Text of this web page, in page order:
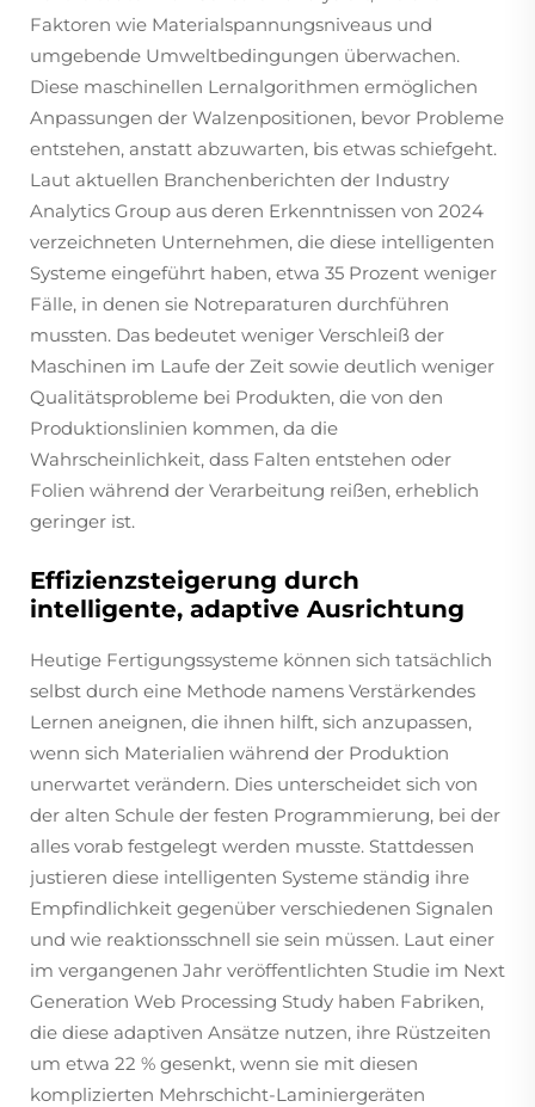
Faktoren wie Materialspannungsniveaus und
umgebende Umweltbedingungen überwachen.
Diese maschinellen Lernalgorithmen ermöglichen
Anpassungen der Walzenpositionen, bevor Probleme
entstehen, anstatt abzuwarten, bis etwas schiefgeht.
Laut aktuellen Branchenberichten der Industry
Analytics Group aus deren Erkenntnissen von 2024
verzeichneten Unternehmen, die diese intelligenten
Systeme eingeführt haben, etwa 35 Prozent weniger
Fälle, in denen sie Notreparaturen durchführen
mussten. Das bedeutet weniger Verschleiß der
Maschinen im Laufe der Zeit sowie deutlich weniger
Qualitätsprobleme bei Produkten, die von den
Produktionslinien kommen, da die
Wahrscheinlichkeit, dass Falten entstehen oder
Folien während der Verarbeitung reißen, erheblich
geringer ist.
Effizienzsteigerung durch
intelligente, adaptive Ausrichtung
Heutige Fertigungssysteme können sich tatsächlich
selbst durch eine Methode namens Verstärkendes
Lernen aneignen, die ihnen hilft, sich anzupassen,
wenn sich Materialien während der Produktion
unerwartet verändern. Dies unterscheidet sich von
der alten Schule der festen Programmierung, bei der
alles vorab festgelegt werden musste. Stattdessen
justieren diese intelligenten Systeme ständig ihre
Empfindlichkeit gegenüber verschiedenen Signalen
und wie reaktionsschnell sie sein müssen. Laut einer
im vergangenen Jahr veröffentlichten Studie im Next
Generation Web Processing Study haben Fabriken,
die diese adaptiven Ansätze nutzen, ihre Rüstzeiten
um etwa 22 % gesenkt, wenn sie mit diesen
komplizierten Mehrschicht-Laminiergeräten